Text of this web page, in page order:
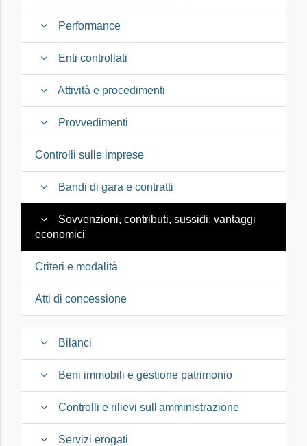
Performance
Enti controllati
Attività e procedimenti
Provvedimenti
Controlli sulle imprese
Bandi di gara e contratti
Sovvenzioni, contributi, sussidi, vantaggi
economici
Criteri e modalità
Atti di concessione
Bilanci
Beni immobili e gestione patrimonio
Controlli e rilievi sull'amministrazione
Servizi erogati